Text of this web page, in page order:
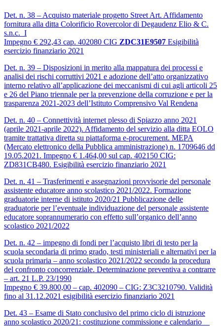
Det. n. 38 – Acquisto materiale progetto Street Art. Affidamento
fornitura alla ditta Colorificio Rovercolor di Degaudenz Elio & C.
s.n.c. I
Impegno € 292,43 cap. 402080 CIG ZDC31E9507 Esigibilità
esercizio finanziario 2021
Det. n. 39 – Disposizioni in merito alla mappatura dei processi e
analisi dei rischi corruttivi 2021 e adozione dell’atto organizzativo
interno relativo all’applicazione dei meccanismi di cui agli articoli 25
e 26 del Piano triennale per la prevenzione della corruzione e per la
trasparenza 2021-2023 dell’Istituto Comprensivo Val Rendena
Det. n. 40 – Connettività internet plesso di Spiazzo anno 2021
(aprile 2021-aprile 2022). Affidamento del servizio alla ditta EOLO
tramite trattativa diretta su piattaforma e-procurement. MEPA
(Mercato elettronico della Pubblica amministrazione) n. 1709646 dd
19.05.2021. Impegno € 1.464,00 sul cap. 402150 CIG:
ZD831CB480. Esigibilità esercizio finanziario 2021
Det. n. 41 – Trasferimenti e assegnazioni provvisorie del personale
assistente educatore anno scolastico 2021/2022. Formazione
graduatorie interne di istituto 2020/21 Pubblicazione delle
graduatorie per l’eventuale individuazione del personale assistente
educatore soprannumerario con effetto sull’organico dell’anno
scolastico 2021/2022
Det. n. 42 – impegno di fondi per l’acquisto libri di testo per la
scuola secondaria di primo grado, testi ministeriali e alternativi per la
scuola primaria – anno scolastico 2021/2022 secondo la procedura
del confronto concorrenziale. Determinazione preventiva a contrarre
– art. 21 L.P. 23/1990
Impegno € 39.800,00 – cap. 402090 – CIG: Z3C3210790. Validità
fino al 31.12.2021 esigibilità esercizio finanziario 2021
Det. 43 – Esame di Stato conclusivo del primo ciclo di istruzione
anno scolastico 2020/21: costituzione commissione e calendario